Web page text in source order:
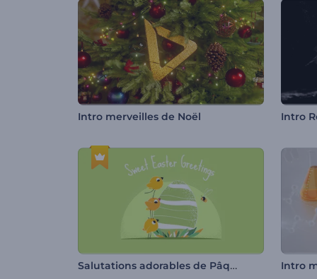
Intro merveilles de Noël Intro
Salutations adorables de Pâques Intro